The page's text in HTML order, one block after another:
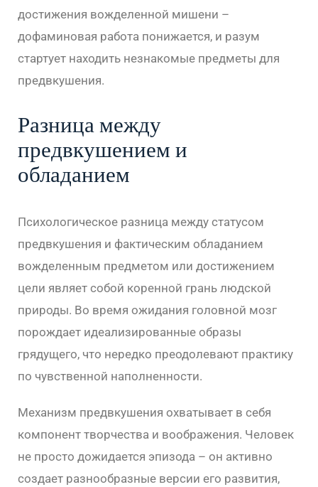
достижения вожделенной мишени –
дофаминовая работа понижается, и разум
стартует находить незнакомые предметы для
предвкушения.
Разница между
предвкушением и
обладанием
Психологическое разница между статусом
предвкушения и фактическим обладанием
вожделенным предметом или достижением
цели являет собой коренной грань людской
природы. Во время ожидания головной мозг
порождает идеализированные образы
грядущего, что нередко преодолевают практику
по чувственной наполненности.
Механизм предвкушения охватывает в себя
компонент творчества и воображения. Человек
не просто дожидается эпизода – он активно
создает разнообразные версии его развития,